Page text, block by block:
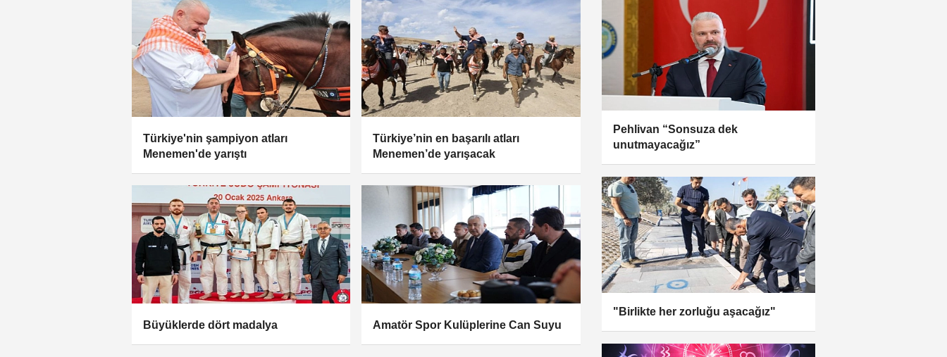
Türkiye'nin şampiyon atları
Menemen'de yarıştı
Türkiye’nin en başarılı atları
Menemen’de yarışacak
Büyüklerde dört madalya Amatör Spor Kulüplerine Can Suyu
Pehlivan “Sonsuza dek
unutmayacağız”
"Birlikte her zorluğu aşacağız"